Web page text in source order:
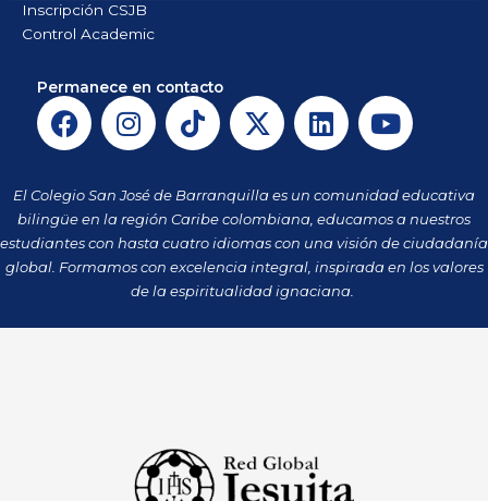
Inscripción CSJB
Control Academic
Permanece en contacto
F
a
e
b
o
o
I
n
t
a
g
r
a
m
T
i
t
o
k
X
-
w
i
t
t
e
r
L
i
k
e
d
i
n
Y
o
t
u
b
e
El Colegio San José de Barranquilla es un comunidad educativa
bilingüe en la región Caribe colombiana, educamos a nuestros
estudiantes con hasta cuatro idiomas con una visión de ciudadanía
global. Formamos con excelencia integral, inspirada en los valores
de la espiritualidad ignaciana.